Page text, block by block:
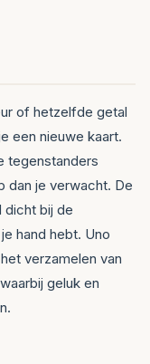
of hetzelfde getal
een nieuwe kaart.
tegenstanders
dan je verwacht. De
dicht bij de
hand hebt. Uno
verzamelen van
geluk en